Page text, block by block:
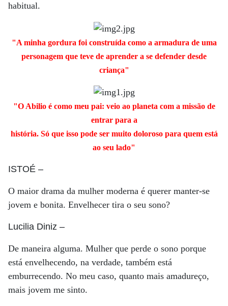
habitual.
"A minha gordura foi construída como a armadura de uma
personagem que teve de aprender a se defender desde
criança"
"O Abilio é como meu pai: veio ao planeta com a missão de
entrar para a
história. Só que isso pode ser muito doloroso para quem está
ao seu lado"
ISTOÉ –
O maior drama da mulher moderna é querer manter-se
jovem e bonita. Envelhecer tira o seu sono?
Lucilia Diniz –
De maneira alguma. Mulher que perde o sono porque
está envelhecendo, na verdade, também está
emburrecendo. No meu caso, quanto mais amadureço,
mais jovem me sinto.